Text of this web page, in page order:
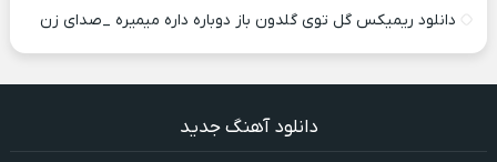
دانلود ریمیکس گل توی گلدون باز دوباره داره میمیره _صدای زن
دانلود آهنگ جدید